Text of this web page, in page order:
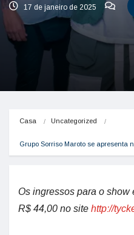
17 de janeiro de 2025
Casa Uncategorized
Grupo Sorriso Maroto se apresenta
Os ingressos para o
R$ 44,00 no site http://